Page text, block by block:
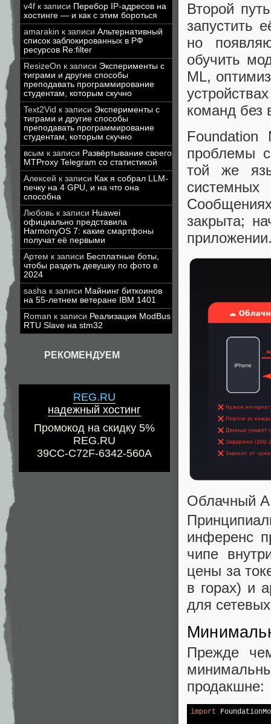
v4f к записи Перебор IP-адресов на
хостинге — и как с этим бороться
amarakin к записи Альтернативный
список заблокированных в РФ
ресурсов Re:filter
ResizeOn к записи Эксперименты с
тиграми и другие способы
преподавать программирование
студентам, которым скучно
Text2Vid к записи Эксперименты с
тиграми и другие способы
преподавать программирование
студентам, которым скучно
всым к записи Развёртывание своего
MTProxy Telegram со статистикой
Алексей к записи Как я собрал LLM-
печку на 4 GPU, и на что она
способна
Любовь к записи Huawei
официально представила
HarmonyOS 7: какие смартфоны
получат её первыми
Артем к записи Бесплатные боты,
чтобы раздеть девушку по фото в
2024
sasha к записи Майнинг биткоинов
на 55-летнем ветеране IBM 1401
Roman к записи Реализация ModBus
RTU Slave на stm32
РЕКОМЕНДУЕМ
REG.RU
надежный хостинг
Промокод на скидку 5%
REG.RU
39CC-C72F-6342-560A
Второй
запустить
но
обучить
ML,
команд без
Foundation
проблемы
той же
закрыта;
Облачный
инференс
чипе
цены за
в горах) и
для
Прежде
продакшне:
import